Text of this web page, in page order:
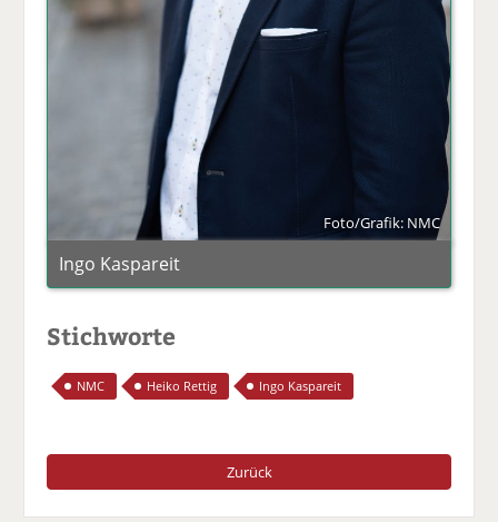
Foto/Grafik: NMC
Ingo Kaspareit
Stichworte
NMC Heiko Rettig Ingo Kaspareit
Zurück